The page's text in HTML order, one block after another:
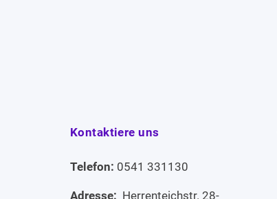
Kontaktiere uns
Telefon: 0541 331130
Adresse: Herrenteichstr. 28-